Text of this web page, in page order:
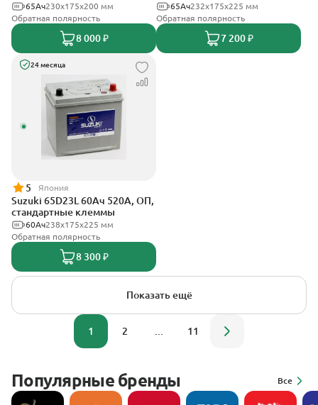
230x175x200 мм
65Ач
Обратная полярность
8 000 ₽
232x175x225 мм
65Ач
Обратная полярность
7 200 ₽
24 месяца
5 Япония
Suzuki 65D23L 60Ач 520А, ОП,
стандартные клеммы
238х175х225 мм
60Ач
Обратная полярность
8 300 ₽
Показать ещё
1 2 11
Популярные бренды Все